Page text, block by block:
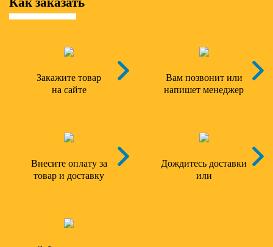
Закажите товар
на сайте
Вам позвонит или
напишет менеджер
Внесите оплату за
товар и доставку
Дождитесь доставки
или